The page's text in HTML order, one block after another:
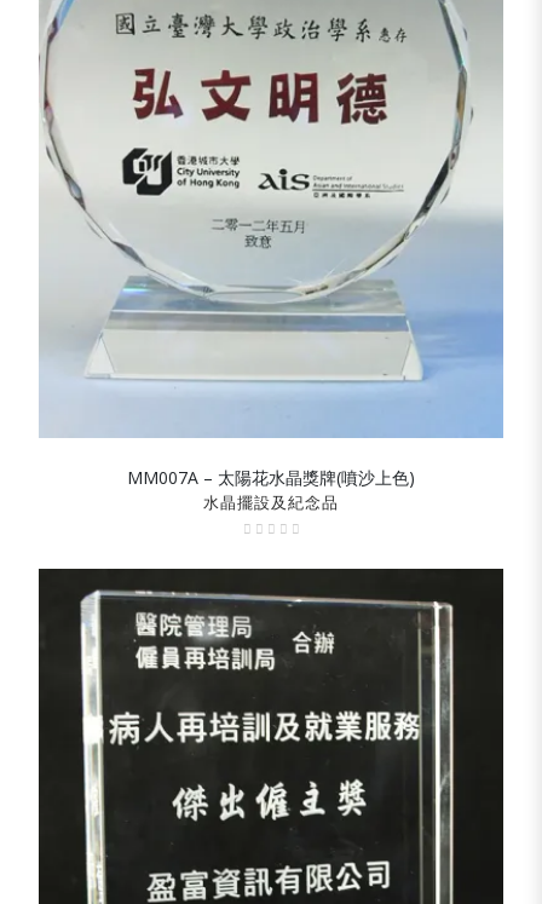
SHOW DETAILS
MM007A – 太陽花水晶獎牌(噴沙上色)
水晶擺設及紀念品